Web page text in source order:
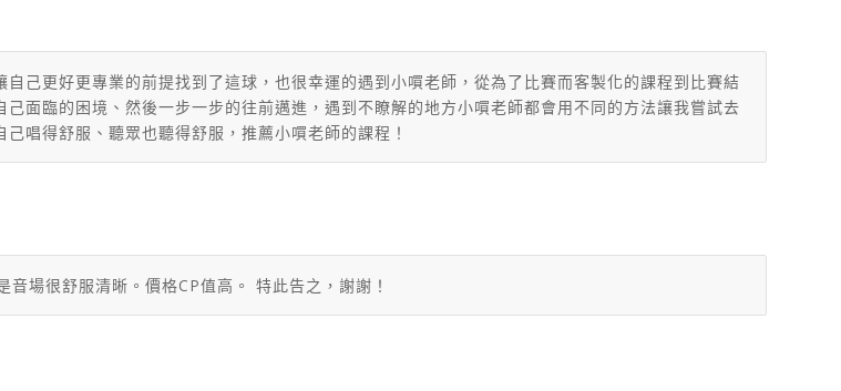
己更好更專業的前提找到了這球，也很幸運的遇到小嘪老師，從為了比賽而客製化的課程到比賽結
面臨的困境、然後一步一步的往前邁進，遇到不瞭解的地方小嘪老師都會用不同的方法讓我嘗試去
唱得舒服、聽眾也聽得舒服，推薦小嘪老師的課程！
場很舒服清晰。價格CP值高。 特此告之，謝謝！